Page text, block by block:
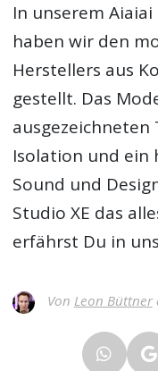
In unserem Aiaiai
haben wir den
Herstellers aus
gestellt. Das
Isolation und ein
Sound und
Studio XE das
erfährst Du in
Von Leon Büttner